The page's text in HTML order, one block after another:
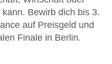
Bewirb dich bis 3.
auf Preisgeld und
Finale in Berlin.